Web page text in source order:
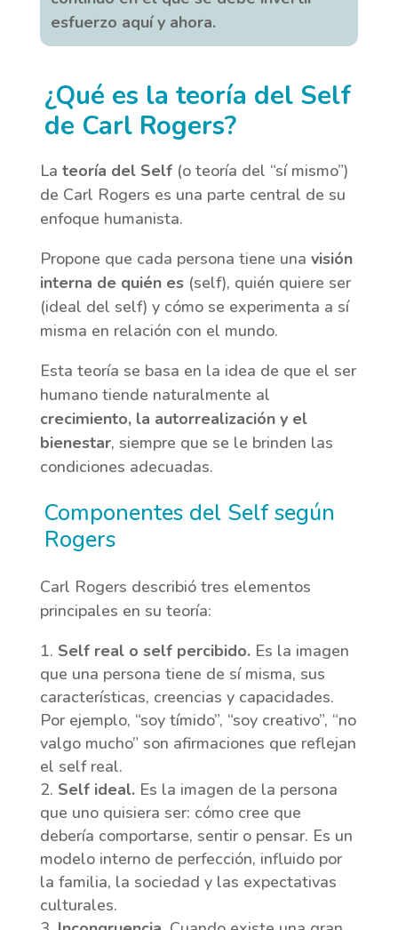
esfuerzo aquí y ahora.
¿Qué es la teoría del Self
de Carl Rogers?
La teoría del Self(o teoría del “sí mismo”)
de Carl Rogers es una parte central de su
enfoque humanista.
Propone que cada persona tiene una visión
interna de quién es(self), quién quiere ser
(ideal del self) y cómo se experimenta a sí
misma en relación con el mundo.
Esta teoría se basa en la idea de que el ser
humano tiende naturalmente al
crecimiento, la autorrealización y el
bienestar, siempre que se le brinden las
condiciones adecuadas.
Componentes del Self según
Rogers
Carl Rogers describió tres elementos
principales en su teoría:
Self real o self percibido. Es la imagen
que una persona tiene de sí misma, sus
características, creencias y capacidades.
Por ejemplo, “soy tímido”, “soy creativo”, “no
valgo mucho” son afirmaciones que reflejan
el self real.
Self ideal. Es la imagen de la persona
que uno quisiera ser: cómo cree que
debería comportarse, sentir o pensar. Es un
modelo interno de perfección, influido por
la familia, la sociedad y las expectativas
culturales.